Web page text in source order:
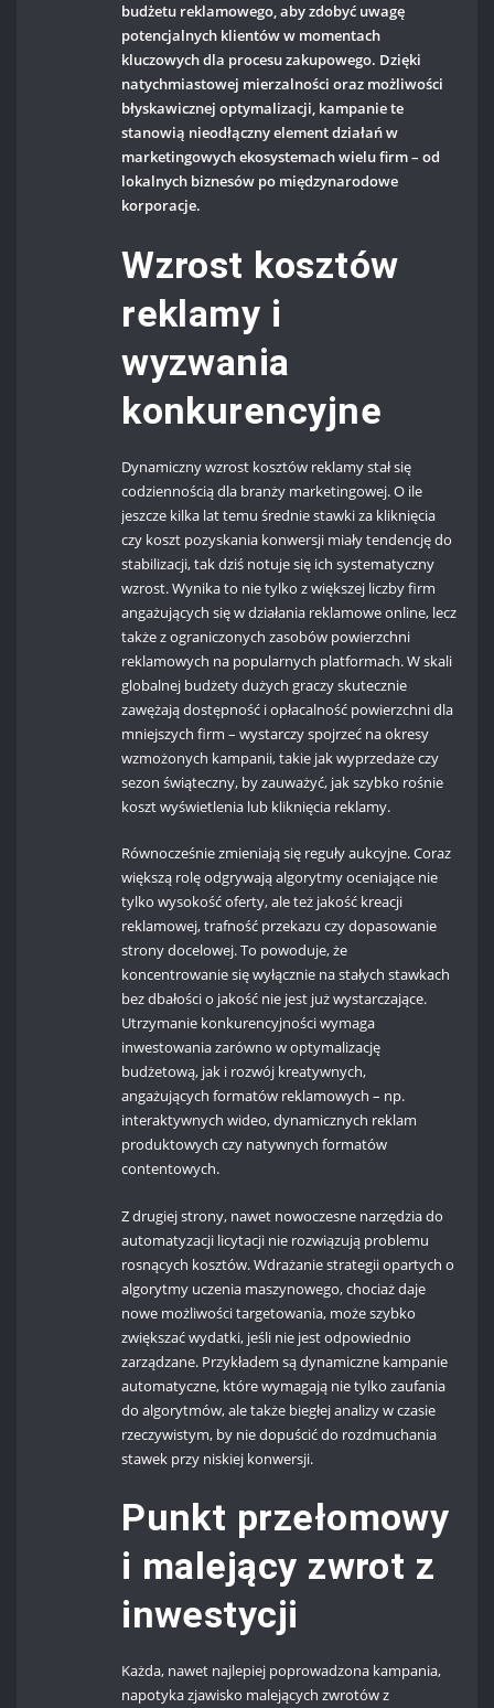
budżetu reklamowego, aby zdobyć uwagę
potencjalnych klientów w momentach
kluczowych dla procesu zakupowego. Dzięki
natychmiastowej mierzalności oraz możliwości
błyskawicznej optymalizacji, kampanie te
stanowią nieodłączny element działań w
marketingowych ekosystemach wielu firm – od
lokalnych biznesów po międzynarodowe
korporacje.
Wzrost kosztów
reklamy i
wyzwania
konkurencyjne
Dynamiczny wzrost kosztów reklamy stał się
codziennością dla branży marketingowej. O ile
jeszcze kilka lat temu średnie stawki za kliknięcia
czy koszt pozyskania konwersji miały tendencję do
stabilizacji, tak dziś notuje się ich systematyczny
wzrost. Wynika to nie tylko z większej liczby firm
angażujących się w działania reklamowe online, lecz
także z ograniczonych zasobów powierzchni
reklamowych na popularnych platformach. W skali
globalnej budżety dużych graczy skutecznie
zawężają dostępność i opłacalność powierzchni dla
mniejszych firm – wystarczy spojrzeć na okresy
wzmożonych kampanii, takie jak wyprzedaże czy
sezon świąteczny, by zauważyć, jak szybko rośnie
koszt wyświetlenia lub kliknięcia reklamy.
Równocześnie zmieniają się reguły aukcyjne. Coraz
większą rolę odgrywają algorytmy oceniające nie
tylko wysokość oferty, ale też jakość kreacji
reklamowej, trafność przekazu czy dopasowanie
strony docelowej. To powoduje, że
koncentrowanie się wyłącznie na stałych stawkach
bez dbałości o jakość nie jest już wystarczające.
Utrzymanie konkurencyjności wymaga
inwestowania zarówno w optymalizację
budżetową, jak i rozwój kreatywnych,
angażujących formatów reklamowych – np.
interaktywnych wideo, dynamicznych reklam
produktowych czy natywnych formatów
contentowych.
Z drugiej strony, nawet nowoczesne narzędzia do
automatyzacji licytacji nie rozwiązują problemu
rosnących kosztów. Wdrażanie strategii opartych o
algorytmy uczenia maszynowego, chociaż daje
nowe możliwości targetowania, może szybko
zwiększać wydatki, jeśli nie jest odpowiednio
zarządzane. Przykładem są dynamiczne kampanie
automatyczne, które wymagają nie tylko zaufania
do algorytmów, ale także biegłej analizy w czasie
rzeczywistym, by nie dopuścić do rozdmuchania
stawek przy niskiej konwersji.
Punkt przełomowy
i malejący zwrot z
inwestycji
Każda, nawet najlepiej poprowadzona kampania,
napotyka zjawisko malejących zwrotów z